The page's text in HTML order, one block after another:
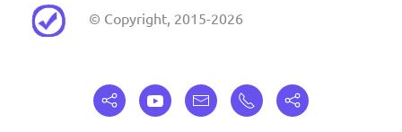
© Copyright, 2015-2026